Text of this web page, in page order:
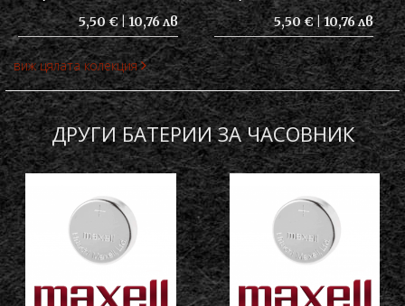
5,50 € | 10,76 лв 5,50 € | 10,76 лв
виж цялата колекция
ДРУГИ БАТЕРИИ ЗА ЧАСОВНИК